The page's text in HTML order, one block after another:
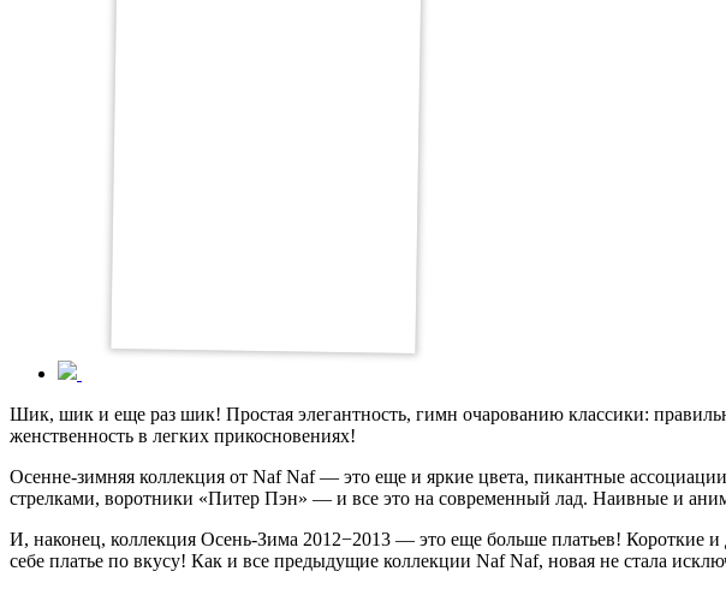
Шик, шик и еще раз шик! Простая элегантность, гимн очарованию классики:
женственность в легких прикосновениях!
Осенне-зимняя коллекция от Naf Naf — это еще и яркие цвета, пикантные
стрелками, воротники «Питер Пэн» — и все это на современный лад. Наивные и
И, наконец, коллекция Осень-Зима 2012−2013 — это еще больше платьев!
себе платье по вкусу! Как и все предыдущие коллекции Naf Naf, новая не стала